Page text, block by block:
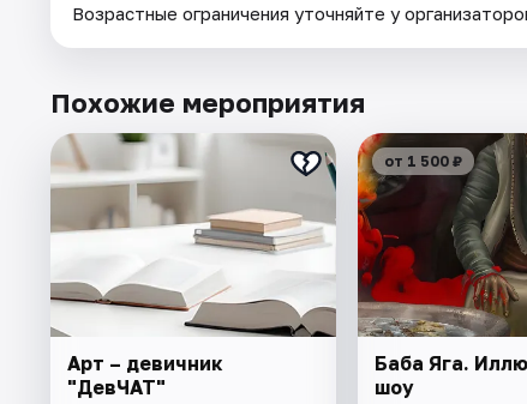
Возрастные ограничения уточняйте у
Похожие мероприятия
Арт – девичник
"ДевЧАТ"
от 1 500 ₽
Баба Яга.
шоу